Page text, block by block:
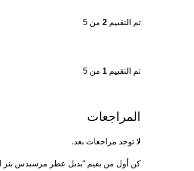
تم التقييم2 من 5
تم التقييم1 من 5
المراجعات
لا توجد مراجعات بعد.
كن أول من يقيم “بديل عطر مرسيدس بنز